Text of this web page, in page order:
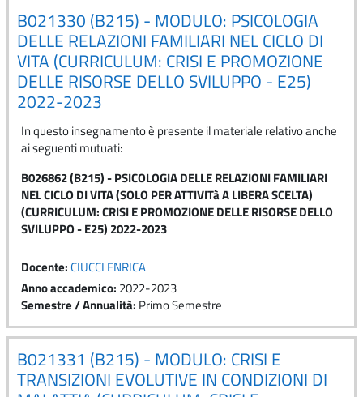
B021330 (B215) - MODULO: PSICOLOGIA
DELLE RELAZIONI FAMILIARI NEL CICLO DI
VITA (CURRICULUM: CRISI E PROMOZIONE
DELLE RISORSE DELLO SVILUPPO - E25)
2022-2023
In questo insegnamento è presente il materiale relativo anche
ai seguenti mutuati:
B026862 (B215) - PSICOLOGIA DELLE RELAZIONI FAMILIARI
NEL CICLO DI VITA (SOLO PER ATTIVITà A LIBERA SCELTA)
(CURRICULUM: CRISI E PROMOZIONE DELLE RISORSE DELLO
SVILUPPO - E25) 2022-2023
Docente:CIUCCI ENRICA
Anno accademico: 2022-2023
Semestre / Annualità: Primo Semestre
B021331 (B215) - MODULO: CRISI E
TRANSIZIONI EVOLUTIVE IN CONDIZIONI DI